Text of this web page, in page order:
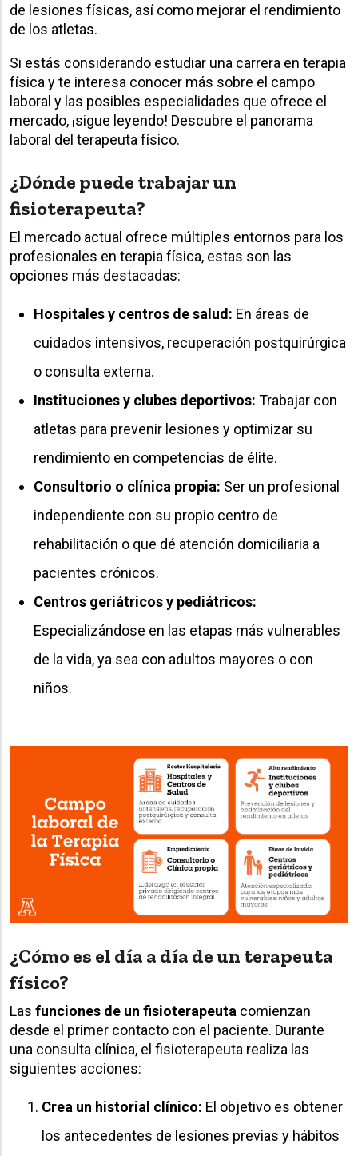
de lesiones físicas, así como mejorar el rendimiento
de los atletas.
Si estás considerando estudiar una carrera en terapia
física y te interesa conocer más sobre el campo
laboral y las posibles especialidades que ofrece el
mercado, ¡sigue leyendo! Descubre el panorama
laboral del terapeuta físico.
¿Dónde puede trabajar un
fisioterapeuta?
El mercado actual ofrece múltiples entornos para los
profesionales en terapia física, estas son las
opciones más destacadas:
Hospitales y centros de salud: En áreas de
cuidados intensivos, recuperación postquirúrgica
o consulta externa.
Instituciones y clubes deportivos: Trabajar con
atletas para prevenir lesiones y optimizar su
rendimiento en competencias de élite.
Consultorio o clínica propia: Ser un profesional
independiente con su propio centro de
rehabilitación o que dé atención domiciliaria a
pacientes crónicos.
Centros geriátricos y pediátricos:
Especializándose en las etapas más vulnerables
de la vida, ya sea con adultos mayores o con
niños.
¿Cómo es el día a día de un terapeuta
físico?
Las funciones de un fisioterapeuta comienzan
desde el primer contacto con el paciente. Durante
una consulta clínica, el fisioterapeuta realiza las
siguientes acciones:
Crea un historial clínico: El objetivo es obtener
los antecedentes de lesiones previas y hábitos